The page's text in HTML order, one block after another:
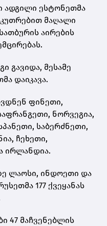
ადგილი ესტონეთმა
მაღალი
აირების
გავიდა, მესამე
დაიკავა.
ფინეთი,
ნორვეგია,
საბერძნეთი,
ჩეხეთი,
ირლანდია.
ლაოსი, ინდოეთი და
177 ქვეყანას
47 მაჩვენებლის